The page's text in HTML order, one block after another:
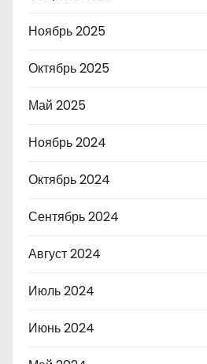
Ноябрь 2025
Октябрь 2025
Май 2025
Ноябрь 2024
Октябрь 2024
Сентябрь 2024
Август 2024
Июль 2024
Июнь 2024